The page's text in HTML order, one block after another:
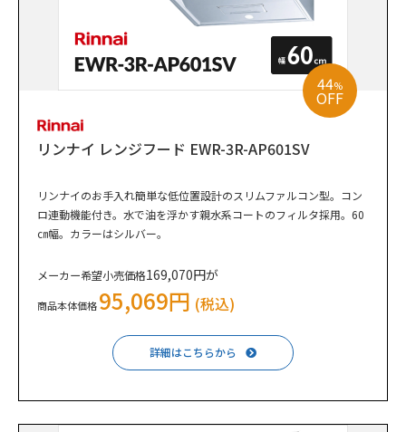
44%
OFF
リンナイ レンジフード EWR-3R-AP601SV
リンナイのお手入れ簡単な低位置設計のスリムファルコン型。コン
ロ連動機能付き。水で油を浮かす親水系コートのフィルタ採用。60
㎝幅。カラーはシルバー。
メーカー希望小売価格169,070円が
商品本体価格95,069円 (税込)
詳細はこちらから